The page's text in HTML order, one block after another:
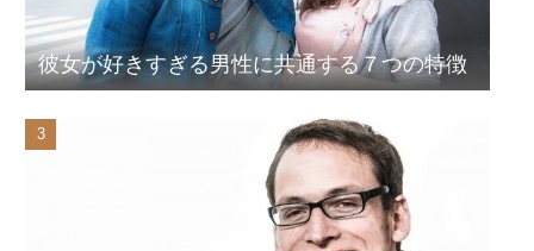
彼女が好きすぎる男性に共通する７つの特徴